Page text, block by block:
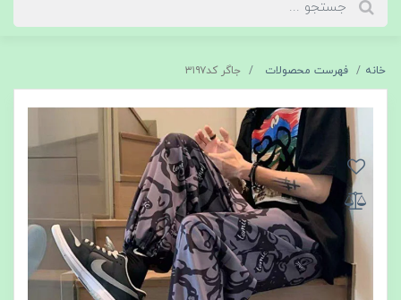
خانه فهرست محصولات جاگر کد۳۱۹۷